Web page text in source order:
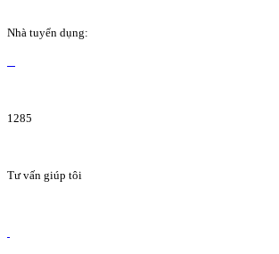
Nhà tuyển dụng:
1285
Tư vấn giúp tôi